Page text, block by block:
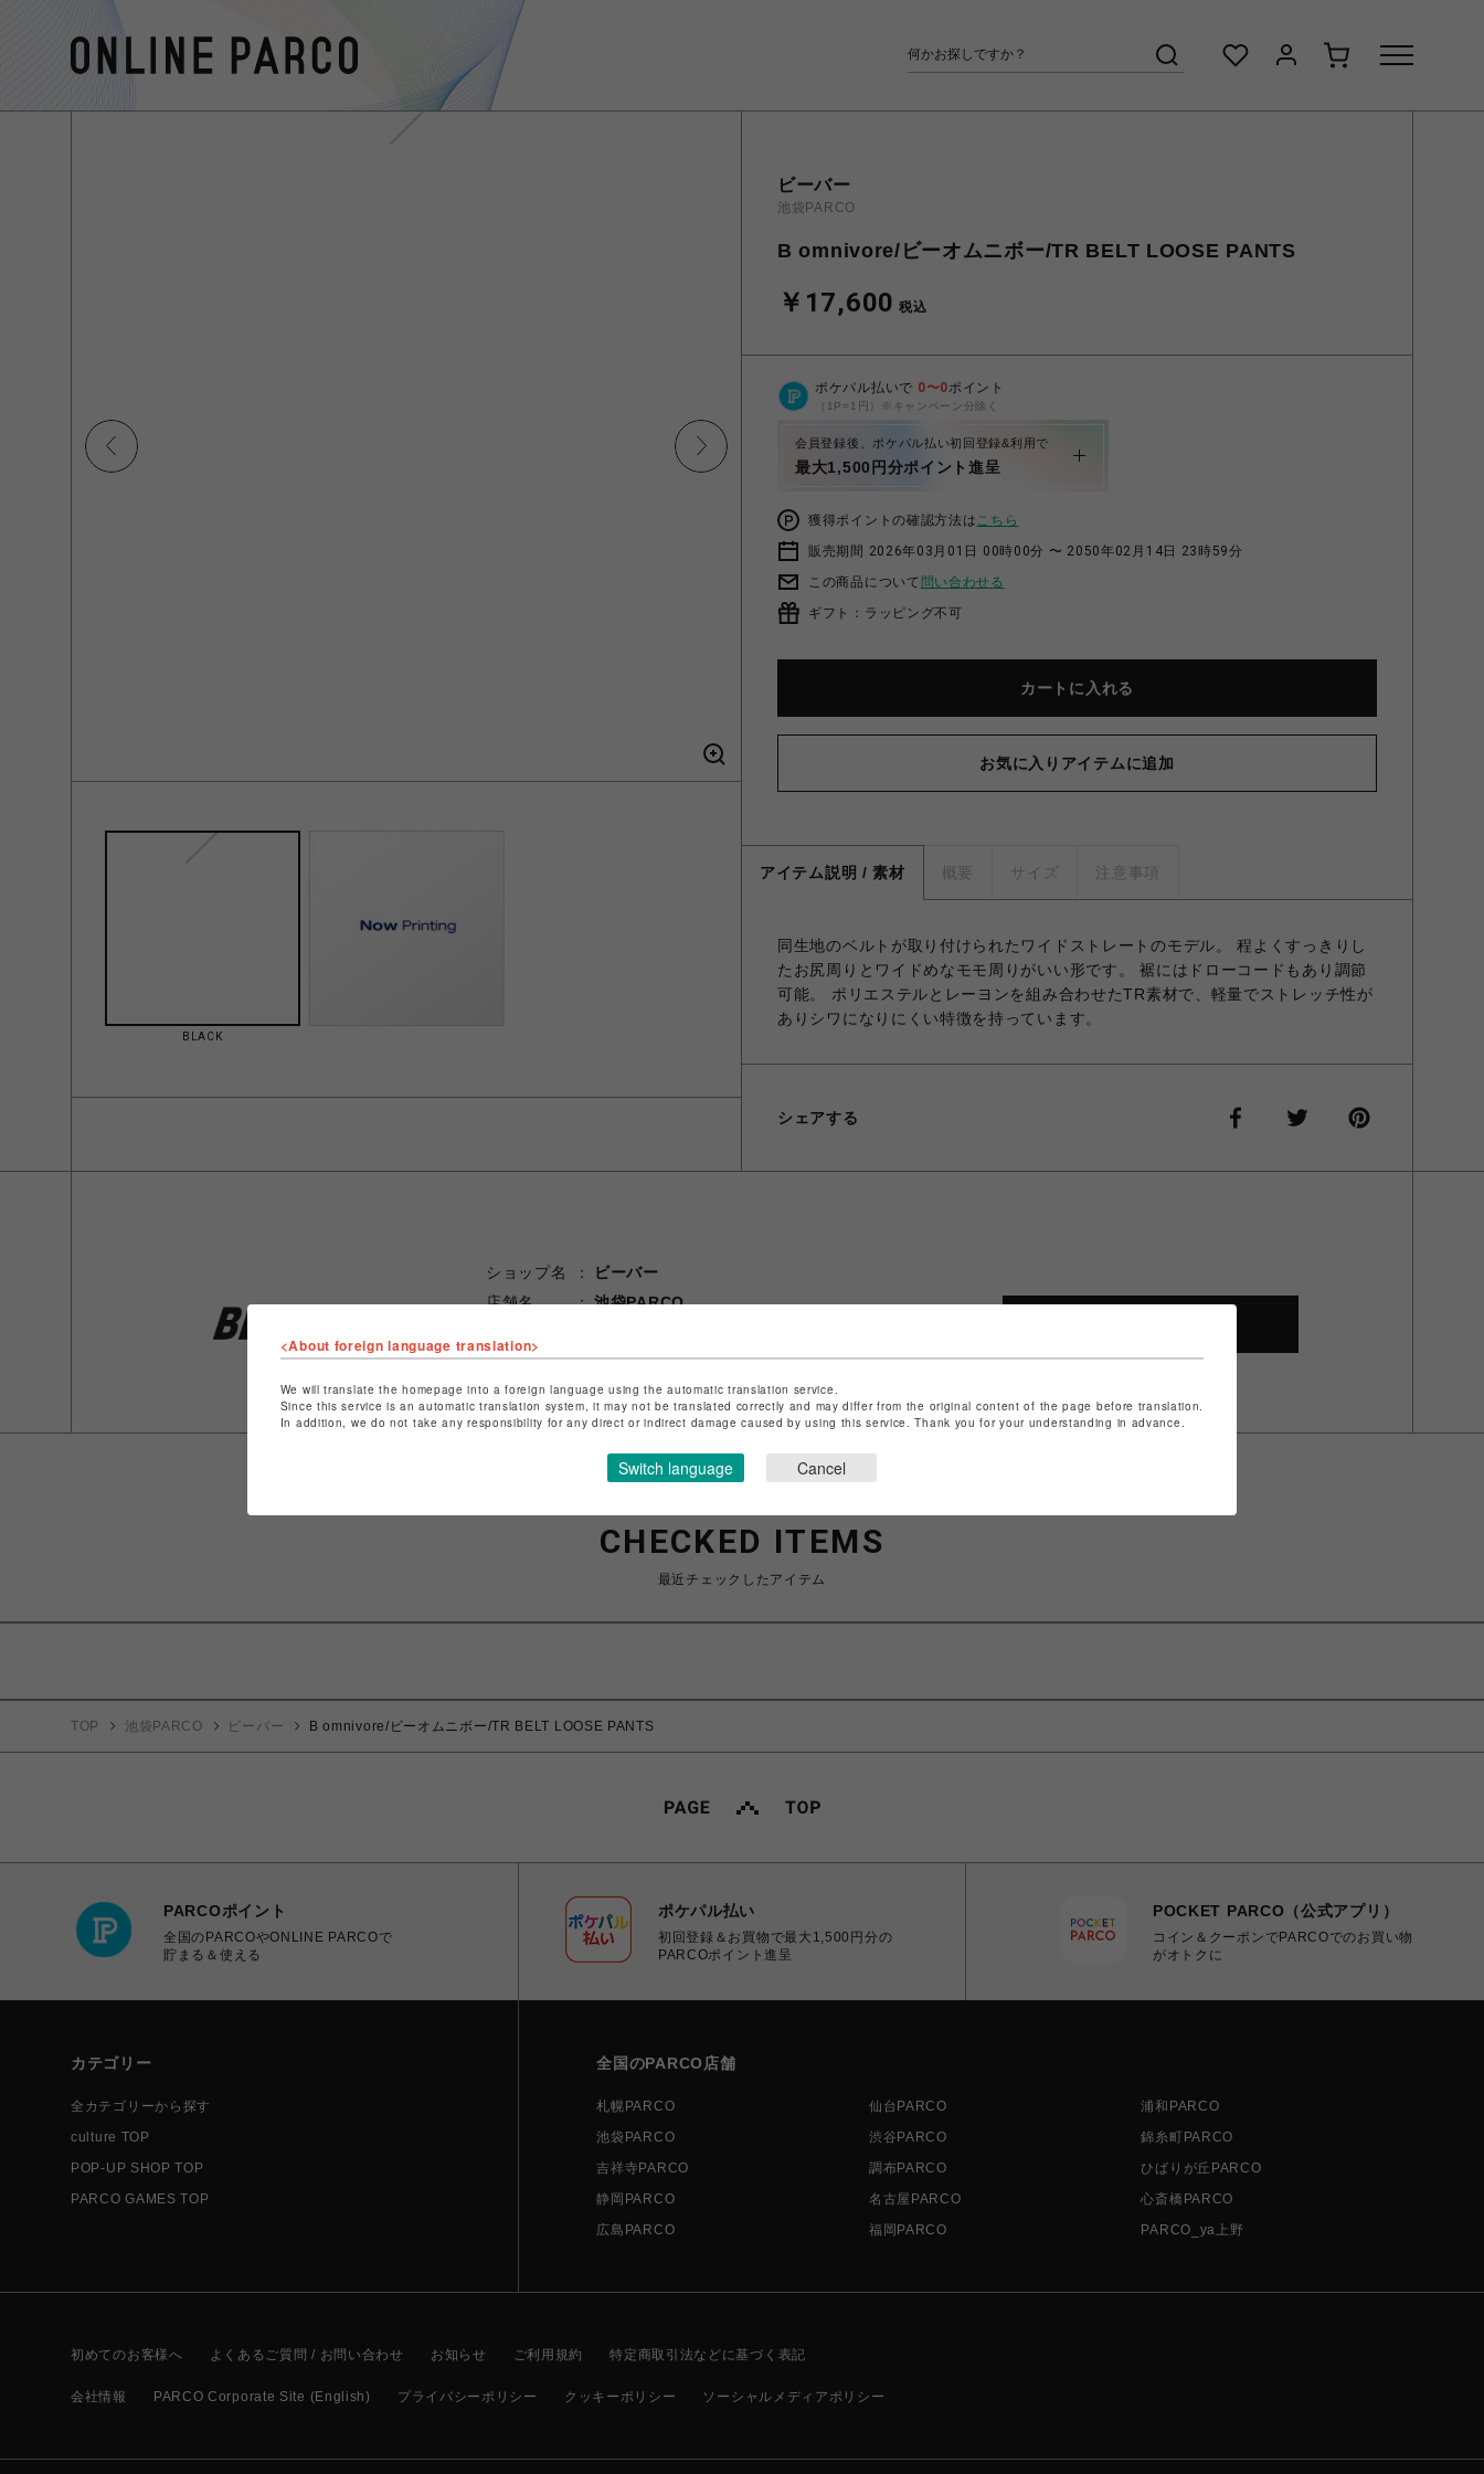
BLACK
ビーバー
池袋PARCO
B omnivore/ビーオムニボー/TR BELT LOOSE PANTS
￥17,600 税込
ポケパル払いで 0〜0ポイント
（1P=1円）※キャンペーン分除く
会員登録後、ポケパル払い初回登録&利用で
最大1,500円分ポイント進呈
獲得ポイントの確認方法はこちら
販売期間 2026年03月01日 00時00分 〜 2050年02月14日 23時59分
この商品について 問い合わせる
ギフト：ラッピング不可
カートに入れる
お気に入りアイテムに追加
アイテム説明 / 素材 概要 サイズ 注意事項
同生地のベルトが取り付けられたワイドストレートのモデル。 程よくすっきりし
たお尻周りとワイドめなモモ周りがいい形です。 裾にはドローコードもあり調節
可能。 ポリエステルとレーヨンを組み合わせたTR素材で、軽量でストレッチ性が
ありシワになりにくい特徴を持っています。
シェアする
ショップ名
ビーバー
店舗名
池袋PARCO
特定商取引法など法令に基づく表記は
CHECKED ITEMS
最近チェックしたアイテム
TOP 池袋PARCO ビーバー B omnivore/ビーオムニボー/TR BELT LOOSE PANTS
PARCOポイント
全国のPARCOやONLINE PARCOで
貯まる＆使える
ポケパル払い
初回登録＆お買物で最大1,500円分の
PARCOポイント進呈
POCKET PARCO（公式アプリ）
コイン＆クーポンでPARCOでのお買い物
がオトクに
カテゴリー
全カテゴリーから探す
culture TOP
POP-UP SHOP TOP
PARCO GAMES TOP
全国のPARCO店舗
札幌PARCO 仙台PARCO
浦和PARCO
池袋PARCO
渋谷PARCO
錦糸町PARCO
吉祥寺PARCO
調布PARCO
ひばりが丘PARCO
静岡PARCO
名古屋PARCO
心斎橋PARCO
広島PARCO
福岡PARCO PARCO_ya上野
初めてのお客様へ よくあるご質問 / お問い合わせ お知らせ ご利用規約 特定商取引法などに基づく表記
会社情報 PARCO Corporate Site (English) プライバシーポリシー クッキーポリシー ソーシャルメディアポリシー
<About foreign language translation>
We will translate the homepage into a foreign language using the automatic translation service.
Since this service is an automatic translation system, it may not be translated correctly and may differ from the original content of the page before translation.
In addition, we do not take any responsibility for any direct or indirect damage caused by using this service. Thank you for your understanding in advance.
Switch language Cancel